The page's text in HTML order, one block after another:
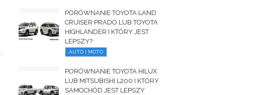
PORÓWNANIE TOYOTA LAND
CRUISER PRADO LUB TOYOTA
HIGHLANDER I KTÓRY JEST
LEPSZY?
AUTO I MOTO
PORÓWNANIE TOYOTA HILUX
LUB MITSUBISHI L200 I KTÓRY
SAMOCHÓD JEST LEPSZY